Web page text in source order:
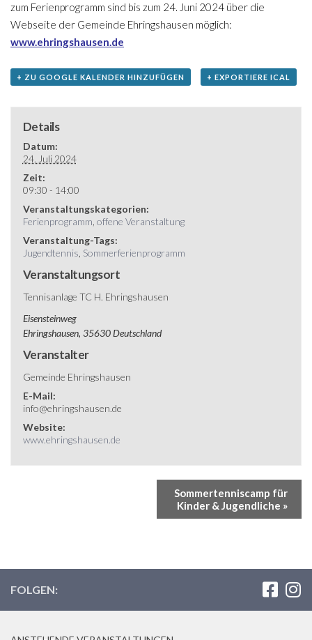
zum Ferienprogramm sind bis zum 24. Juni 2024 über die
Webseite der Gemeinde Ehringshausen möglich:
www.ehringshausen.de
+ ZU GOOGLE KALENDER HINZUFÜGEN + EXPORTIERE ICAL
Details
Datum:
24. Juli 2024
Zeit:
09:30 - 14:00
Veranstaltungskategorien:
Ferienprogramm offene Veranstaltung
Veranstaltung-Tags:
Jugendtennis Sommerferienprogramm
Veranstaltungsort
Tennisanlage TC H. Ehringshausen
Eisensteinweg
Ehringshausen, 35630Deutschland
Veranstalter
Gemeinde Ehringshausen
E-Mail:
info@ehringshausen.de
Website:
www.ehringshausen.de
Sommertenniscamp für
Kinder & Jugendliche »
FOLGEN: